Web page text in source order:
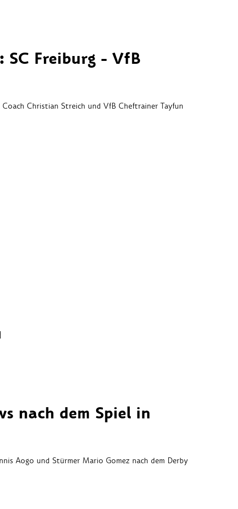
SC Freiburg - VfB
Coach Christian Streich und VfB Cheftrainer Tayfun
nach dem Spiel in
Aogo und Stürmer Mario Gomez nach dem Derby